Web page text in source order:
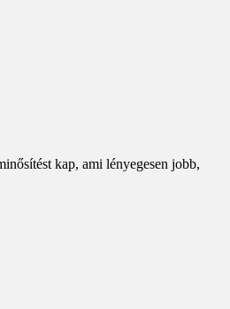
kap, ami lényegesen jobb,